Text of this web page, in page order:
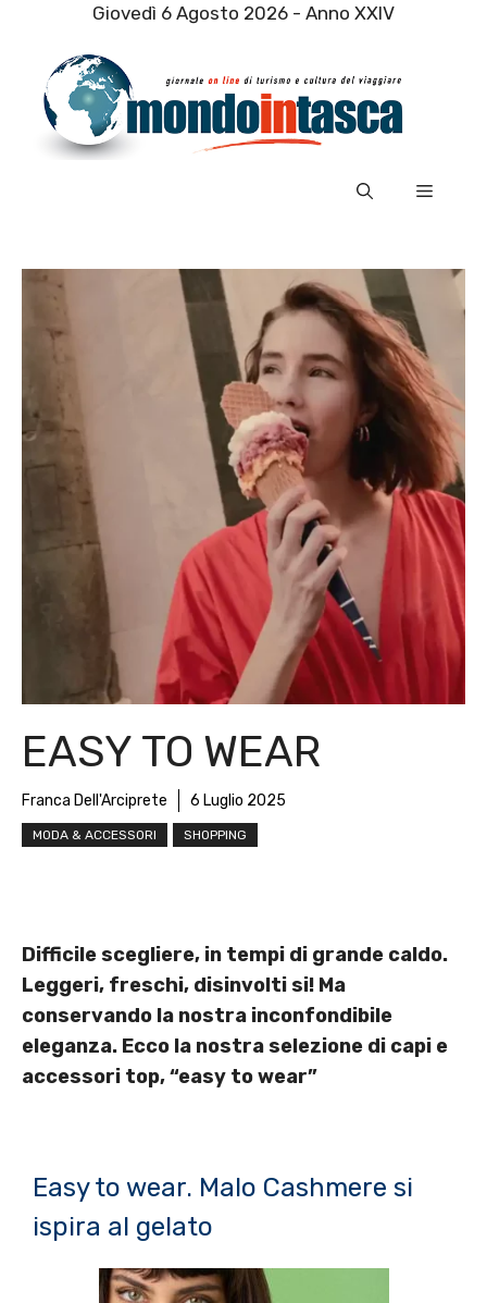
contenuto
Giovedì 6 Agosto 2026 - Anno XXIV
Menu
EASY TO WEAR
Franca Dell'Arciprete 6 Luglio 2025
MODA & ACCESSORI SHOPPING
Difficile scegliere, in tempi di grande caldo.
Leggeri, freschi, disinvolti si! Ma
conservando la nostra inconfondibile
eleganza. Ecco la nostra selezione di capi e
accessori top, “easy to wear”
Easy to wear. Malo Cashmere si
ispira al gelato